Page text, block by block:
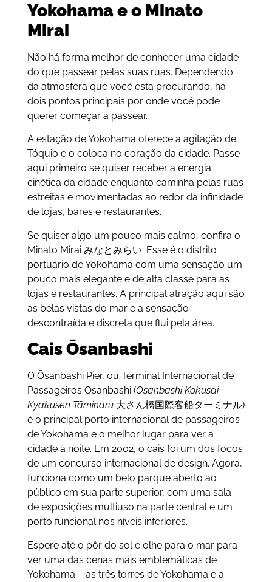
Yokohama e o Minato
Mirai
Não há forma melhor de conhecer uma cidade
do que passear pelas suas ruas. Dependendo
da atmosfera que você está procurando, há
dois pontos principais por onde você pode
querer começar a passear.
A estação de Yokohama oferece a agitação de
Tóquio e o coloca no coração da cidade. Passe
aqui primeiro se quiser receber a energia
cinética da cidade enquanto caminha pelas ruas
estreitas e movimentadas ao redor da infinidade
de lojas, bares e restaurantes.
Se quiser algo um pouco mais calmo, confira o
Minato Mirai みなとみらい. Esse é o distrito
portuário de Yokohama com uma sensação um
pouco mais elegante e de alta classe para as
lojas e restaurantes. A principal atração aqui são
as belas vistas do mar e a sensação
descontraída e discreta que flui pela área.
Cais Ōsanbashi
O Ōsanbashi Pier, ou Terminal Internacional de
Passageiros Ōsanbashi (Ōsanbashi Kokusai
Kyakusen Tāminaru 大さん橋国際客船ターミナル)
é o principal porto internacional de passageiros
de Yokohama e o melhor lugar para ver a
cidade à noite. Em 2002, o cais foi um dos focos
de um concurso internacional de design. Agora,
funciona como um belo parque aberto ao
público em sua parte superior, com uma sala
de exposições multiuso na parte central e um
porto funcional nos níveis inferiores.
Espere até o pôr do sol e olhe para o mar para
ver uma das cenas mais emblemáticas de
Yokohama – as três torres de Yokohama e a